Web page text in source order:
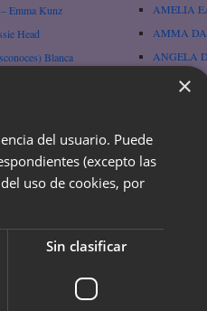
Emma Kunz
Head
Blanca
planeta!
Alejandría
ser leyenda) –
Barrios de
de
AMELIA
AMMA
ANGELA
BARBI
BEATRIZ
BESSIE
BLANCA
BRENÉ
CAMILLE
CAROL
×
del usuario. Puede
(excepto las
uso de cookies, por
Sin clasificar